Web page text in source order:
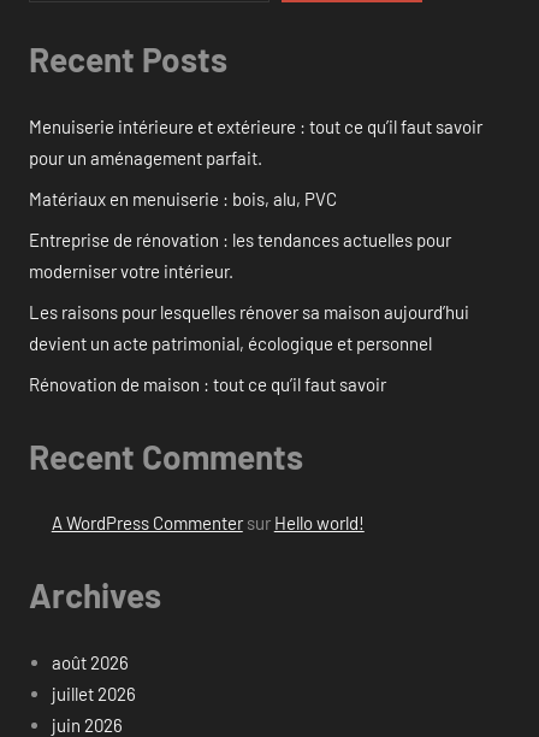
Recent Posts
Menuiserie intérieure et extérieure : tout ce qu’il faut savoir
pour un aménagement parfait.
Matériaux en menuiserie : bois, alu, PVC
Entreprise de rénovation : les tendances actuelles pour
moderniser votre intérieur.
Les raisons pour lesquelles rénover sa maison aujourd’hui
devient un acte patrimonial, écologique et personnel
Rénovation de maison : tout ce qu’il faut savoir
Recent Comments
A WordPress Commentersur Hello world!
Archives
août 2026
juillet 2026
juin 2026